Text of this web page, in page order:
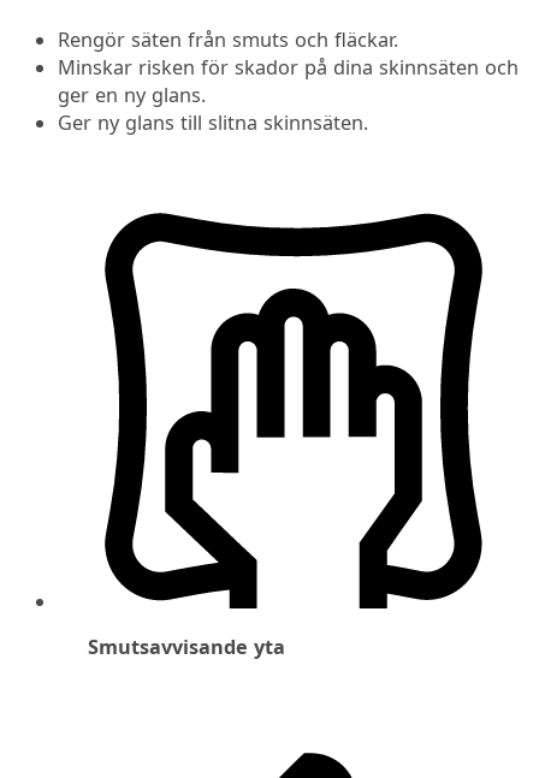
Rengör säten från smuts och fläckar.
Minskar risken för skador på dina skinnsäten och
ger en ny glans.
Ger ny glans till slitna skinnsäten.
Smutsavvisande yta